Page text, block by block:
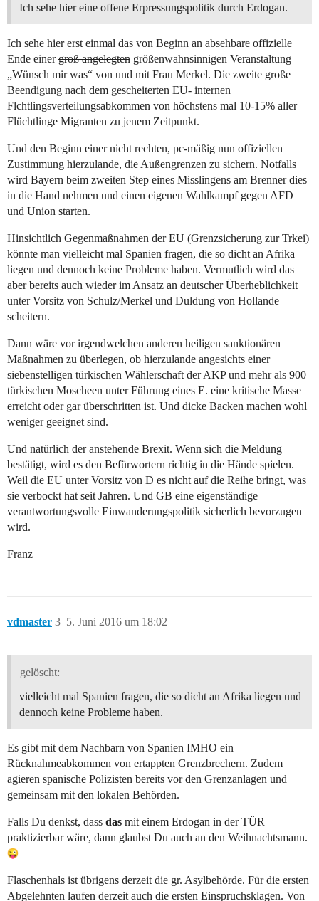
Ich sehe hier eine offene Erpressungspolitik durch Erdogan.
Ich sehe hier erst einmal das von Beginn an absehbare offizielle
Ende einergroß angelegten größenwahnsinnigen Veranstaltung
„Wünsch mir was“ von und mit Frau Merkel. Die zweite große
Beendigung nach dem gescheiterten EU- internen
Flchtlingsverteilungsabkommen von höchstens mal 10-15% aller
Flüchtlinge Migranten zu jenem Zeitpunkt.
Und den Beginn einer nicht rechten, pc-mäßig nun offiziellen
Zustimmung hierzulande, die Außengrenzen zu sichern. Notfalls
wird Bayern beim zweiten Step eines Misslingens am Brenner dies
in die Hand nehmen und einen eigenen Wahlkampf gegen AFD
und Union starten.
Hinsichtlich Gegenmaßnahmen der EU (Grenzsicherung zur Trkei)
könnte man vielleicht mal Spanien fragen, die so dicht an Afrika
liegen und dennoch keine Probleme haben. Vermutlich wird das
aber bereits auch wieder im Ansatz an deutscher Überheblichkeit
unter Vorsitz von Schulz/Merkel und Duldung von Hollande
scheitern.
Dann wäre vor irgendwelchen anderen heiligen sanktionären
Maßnahmen zu überlegen, ob hierzulande angesichts einer
siebenstelligen türkischen Wählerschaft der AKP und mehr als 900
türkischen Moscheen unter Führung eines E. eine kritische Masse
erreicht oder gar überschritten ist. Und dicke Backen machen wohl
weniger geeignet sind.
Und natürlich der anstehende Brexit. Wenn sich die Meldung
bestätigt, wird es den Befürwortern richtig in die Hände spielen.
Weil die EU unter Vorsitz von D es nicht auf die Reihe bringt, was
sie verbockt hat seit Jahren. Und GB eine eigenständige
verantwortungsvolle Einwanderungspolitik sicherlich bevorzugen
wird.
Franz
vdmaster 5. Juni 2016 um 18:02
3
gelöscht:
vielleicht mal Spanien fragen, die so dicht an Afrika liegen und
dennoch keine Probleme haben.
Es gibt mit dem Nachbarn von Spanien IMHO ein
Rücknahmeabkommen von ertappten Grenzbrechern. Zudem
agieren spanische Polizisten bereits vor den Grenzanlagen und
gemeinsam mit den lokalen Behörden.
Falls Du denkst, dass das mit einem Erdogan in der TÜR
praktizierbar wäre, dann glaubst Du auch an den Weihnachtsmann.
Flaschenhals ist übrigens derzeit die gr. Asylbehörde. Für die ersten
Abgelehnten laufen derzeit auch die ersten Einspruchsklagen. Von